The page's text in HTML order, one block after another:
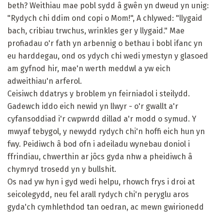
beth? Weithiau mae pobl sydd â gwên yn dweud yn unig:
"Rydych chi ddim ond copi o Mom!", A chlywed: "llygaid
bach, cribiau trwchus, wrinkles ger y llygaid." Mae
profiadau o'r fath yn arbennig o bethau i bobl ifanc yn
eu harddegau, ond os ydych chi wedi ymestyn y glasoed
am gyfnod hir, mae'n werth meddwl a yw eich
adweithiau'n arferol.
Ceisiwch ddatrys y broblem yn feirniadol i steilydd.
Gadewch iddo eich newid yn llwyr - o'r gwallt a'r
cyfansoddiad i'r cwpwrdd dillad a'r modd o symud. Y
mwyaf tebygol, y newydd rydych chi'n hoffi eich hun yn
fwy. Peidiwch â bod ofn i adeiladu wynebau doniol i
ffrindiau, chwerthin ar jôcs gyda nhw a pheidiwch â
chymryd trosedd yn y bullshit.
Os nad yw hyn i gyd wedi helpu, rhowch frys i droi at
seicolegydd, neu fel arall rydych chi'n peryglu aros
gyda'ch cymhlethdod tan oedran, ac mewn gwirionedd